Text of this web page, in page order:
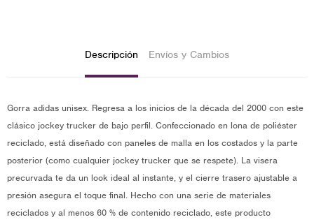
Descripción Envíos y Cambios
Gorra adidas unisex. Regresa a los inicios de la década del 2000 con este
clásico jockey trucker de bajo perfil. Confeccionado en lona de poliéster
reciclado, está diseñado con paneles de malla en los costados y la parte
posterior (como cualquier jockey trucker que se respete). La visera
precurvada te da un look ideal al instante, y el cierre trasero ajustable a
presión asegura el toque final. Hecho con una serie de materiales
reciclados y al menos 60 % de contenido reciclado, este producto